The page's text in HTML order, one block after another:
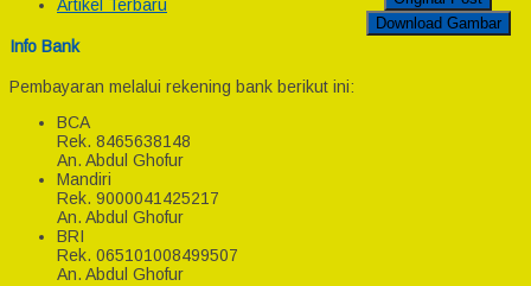
Artikel Terbaru
Info Bank
Pembayaran melalui rekening bank berikut ini:
BCA
Rek. 8465638148
An. Abdul Ghofur
Mandiri
Rek. 9000041425217
An. Abdul Ghofur
BRI
Rek. 065101008499507
An. Abdul Ghofur
Download Gambar